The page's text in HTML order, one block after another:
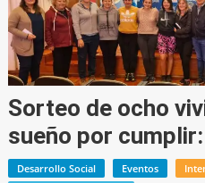
Sorteo de ocho
sueño por
Desarrollo Social Eventos